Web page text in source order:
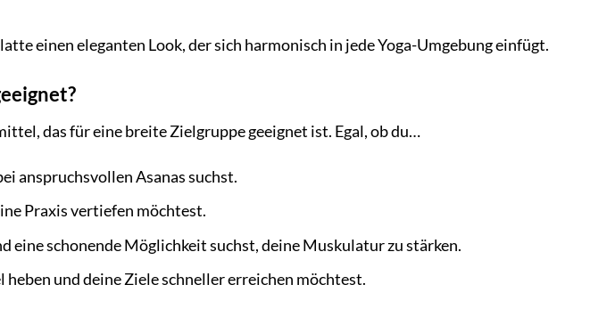
einen eleganten Look, der sich harmonisch in jede Yoga-Umgebung einfügt.
das für eine breite Zielgruppe geeignet ist. Egal, ob du…
anspruchsvollen Asanas suchst.
Praxis vertiefen möchtest.
eine schonende Möglichkeit suchst, deine Muskulatur zu stärken.
und deine Ziele schneller erreichen möchtest.